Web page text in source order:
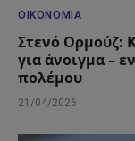
ΟΙΚΟΝΟΜΊΑ
Στενό Ορμούζ:
για άνοιγμα –
πολέμου
21/04/2026